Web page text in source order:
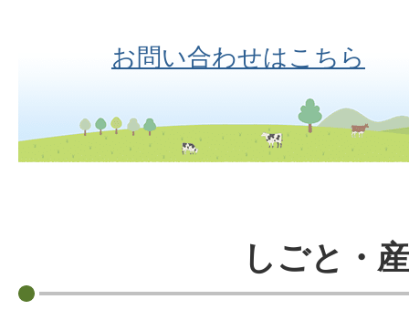
お問い合わせはこちら
しごと・